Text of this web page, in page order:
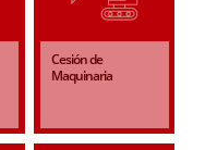
Cesión de
Maquinaria